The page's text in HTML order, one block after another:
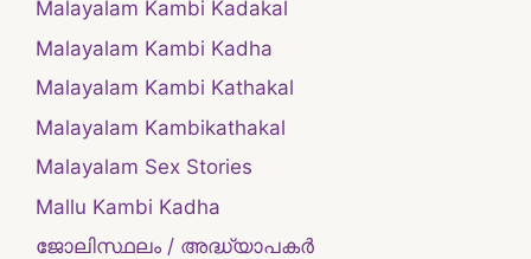
Malayalam Kambi Kadakal
Malayalam Kambi Kadha
Malayalam Kambi Kathakal
Malayalam Kambikathakal
Malayalam Sex Stories
Mallu Kambi Kadha
ജോലിസ്ഥലം / അദ്ധ്യാപകർ